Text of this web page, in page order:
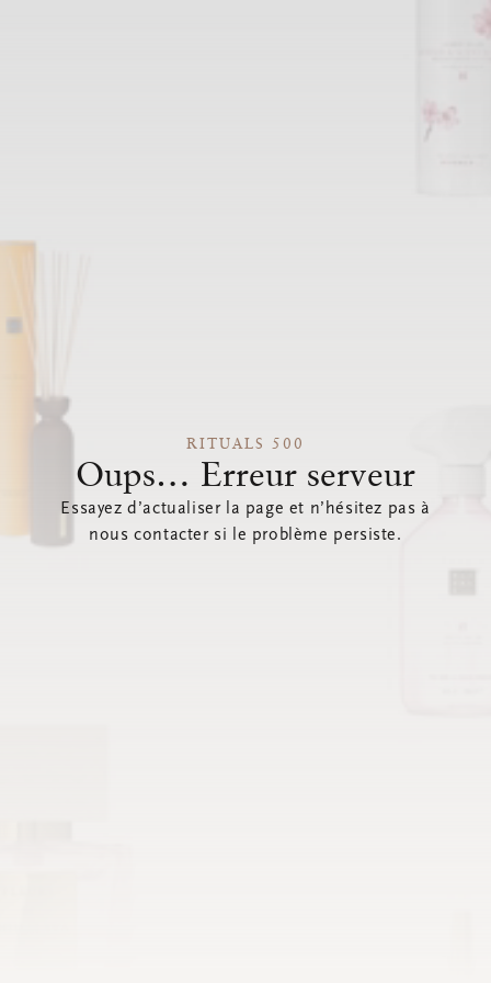
RITUALS 500
Oups… Erreur serveur
Essayez d’actualiser la page et n’hésitez pas à
nous contacter si le problème persiste.